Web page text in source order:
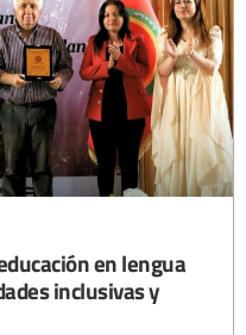
en lengua
inclusivas y